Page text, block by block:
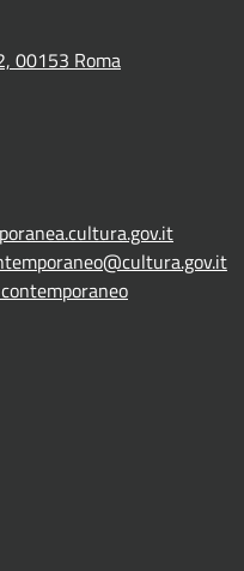
00153 Roma